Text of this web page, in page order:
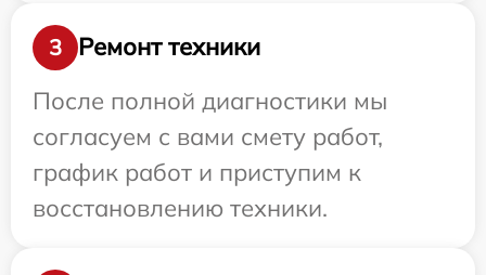
3
Ремонт техники
После полной диагностики мы
согласуем с вами смету работ,
график работ и приступим к
восстановлению техники.